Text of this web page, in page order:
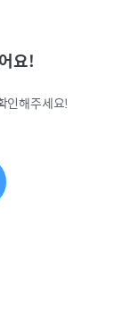
요!
인해주세요!